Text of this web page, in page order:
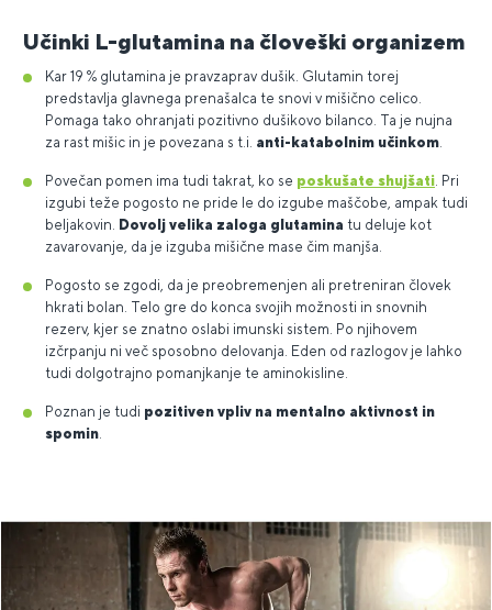
Učinki L-glutamina na človeški organizem
Kar 19 % glutamina je pravzaprav dušik. Glutamin torej
predstavlja glavnega prenašalca te snovi v mišično celico.
Pomaga tako ohranjati pozitivno dušikovo bilanco. Ta je nujna
za rast mišic in je povezana s t.i. anti-katabolnim učinkom
Povečan pomen ima tudi takrat, ko se poskušate shujšati . Pri
izgubi teže pogosto ne pride le do izgube maščobe, ampak tudi
beljakovin. Dovolj velika zaloga glutamina tu deluje kot
zavarovanje, da je izguba mišične mase čim manjša.
Pogosto se zgodi, da je preobremenjen ali pretreniran človek
hkrati bolan. Telo gre do konca svojih možnosti in snovnih
rezerv, kjer se znatno oslabi imunski sistem. Po njihovem
izčrpanju ni več sposobno delovanja. Eden od razlogov je lahko
tudi dolgotrajno pomanjkanje te aminokisline.
Poznan je tudi pozitiven vpliv na mentalno aktivnost in
spomin